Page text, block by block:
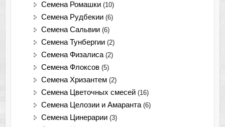
Семена Ромашки (10)
Семена Рудбекии (6)
Семена Сальвии (6)
Семена Тунбергии (2)
Семена Физалиса (2)
Семена Флоксов (5)
Семена Хризантем (2)
Семена Цветочных смесей (16)
Семена Целозии и Амаранта (6)
Семена Цинерарии (3)